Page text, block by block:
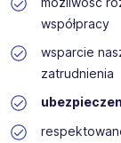
współpracy
wsparcie
zatrudnienia